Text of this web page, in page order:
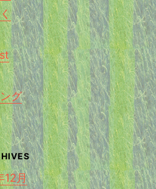
グ
12月